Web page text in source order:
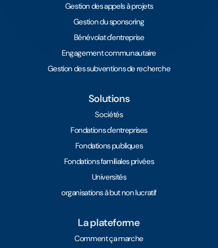
Gestion des appels à projets
Gestion du sponsoring
Bénévolat d'entreprise
Engagement communautaire
Gestion des subventions de recherche
Solutions
Sociétés
Fondations d'entreprises
Fondations publiques
Fondations familiales privées
Universités
organisations à but non lucratif
La plateforme
Comment ça marche